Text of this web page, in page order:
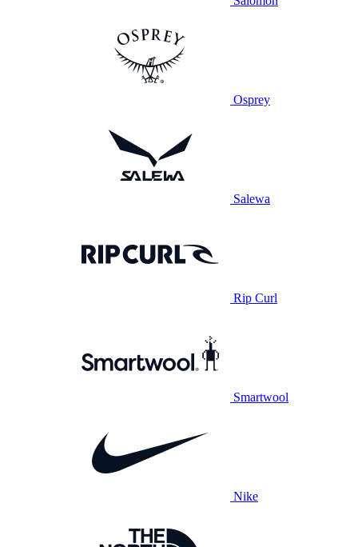
Osprey
Salewa
Rip Curl
Smartwool
Nike